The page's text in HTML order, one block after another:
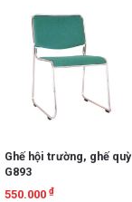
Ghế hội trường, ghế quỳ
G893
550.000 ₫